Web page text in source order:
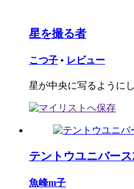
星を撮る者
こつ子 • レビュー
星が中央に写るように
テントウユニバース
魚峰m子